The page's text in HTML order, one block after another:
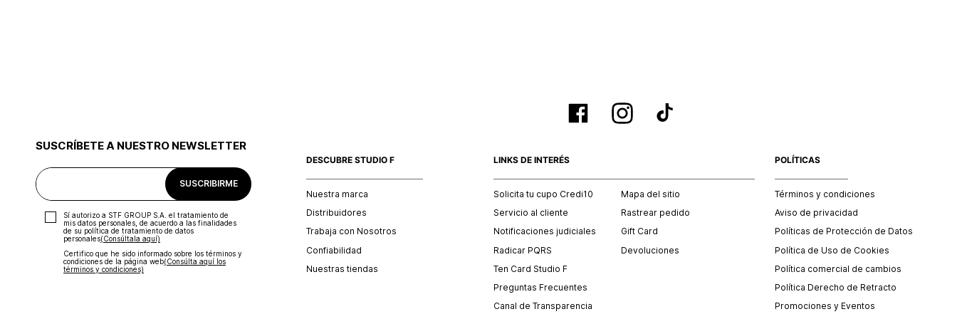
SUSCRÍBETE A NUESTRO NEWSLETTER
SUSCRIBIRME
Sí autorizo a STF GROUP S.A. el tratamiento de
mis datos personales, de acuerdo a las finalidades
de su política de tratamiento de datos
personales‎(Consúltala aquí)
Certifico que he sido informado sobre los términos y
condiciones de la página web‎(Consúlta aquí los
términos y condiciones)
DESCUBRE STUDIO F
Nuestra marca
Distribuidores
Trabaja con Nosotros
Confiabilidad
Nuestras tiendas
LINKS DE INTERÉS
Solicita tu cupo Credi10
Servicio al cliente
Notificaciones judiciales
Radicar PQRS
Ten Card Studio F
Preguntas Frecuentes
Canal de Transparencia
Mapa del sitio
Rastrear pedido
Gift Card
Devoluciones
POLÍTICAS
Términos y condiciones
Aviso de privacidad
Políticas de Protección de Datos
Política de Uso de Cookies
Política comercial de cambios
Política Derecho de Retracto
Promociones y Eventos